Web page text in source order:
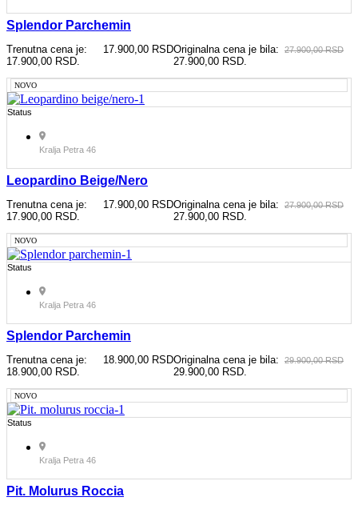
Splendor Parchemin
27.900,00RSD
Originalna cena je bila:
27.900,00 RSD.
17.900,00 RSD
Trenutna cena je:
17.900,00 RSD.
NOVO
Status
Kralja Petra 46
Leopardino Beige/nero
27.900,00RSD
Originalna cena je bila:
27.900,00 RSD.
17.900,00 RSD
Trenutna cena je:
17.900,00 RSD.
NOVO
Status
Kralja Petra 46
Splendor Parchemin
29.900,00RSD
Originalna cena je bila:
29.900,00 RSD.
18.900,00 RSD
Trenutna cena je:
18.900,00 RSD.
NOVO
Status
Kralja Petra 46
Pit. Molurus Roccia